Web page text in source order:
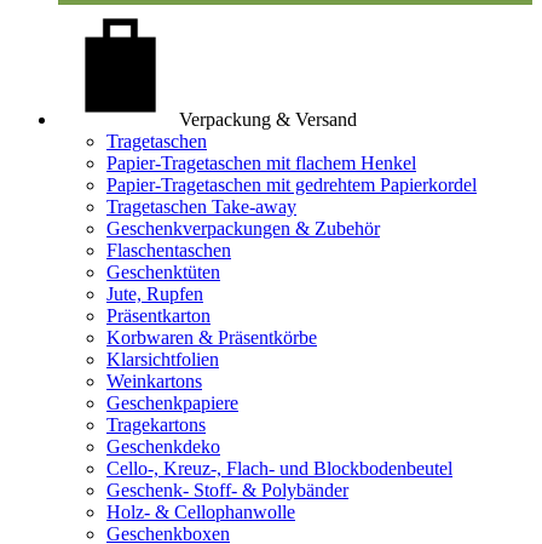
Verpackung & Versand
Tragetaschen
Papier-Tragetaschen mit flachem Henkel
Papier-Tragetaschen mit gedrehtem Papierkordel
Tragetaschen Take-away
Geschenkverpackungen & Zubehör
Flaschentaschen
Geschenktüten
Jute, Rupfen
Präsentkarton
Korbwaren & Präsentkörbe
Klarsichtfolien
Weinkartons
Geschenkpapiere
Tragekartons
Geschenkdeko
Cello-, Kreuz-, Flach- und Blockbodenbeutel
Geschenk- Stoff- & Polybänder
Holz- & Cellophanwolle
Geschenkboxen